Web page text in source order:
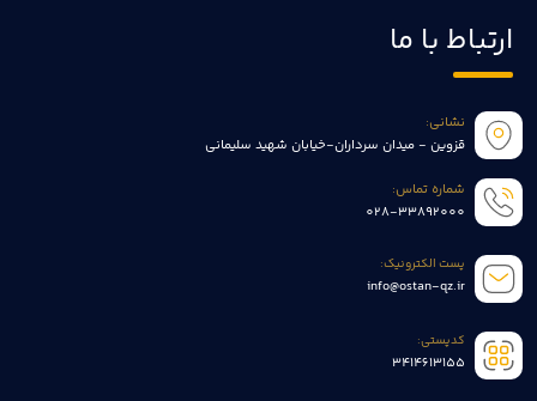
ارتباط با ما
نشانی:
قزوین - میدان سرداران-خیابان شهید سلیمانی
شماره تماس:
028-33892000
پست الکترونیک:
info@ostan-qz.ir
کدپستی:
3414613155